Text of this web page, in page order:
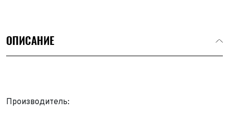
ОПИСАНИЕ
Производитель: